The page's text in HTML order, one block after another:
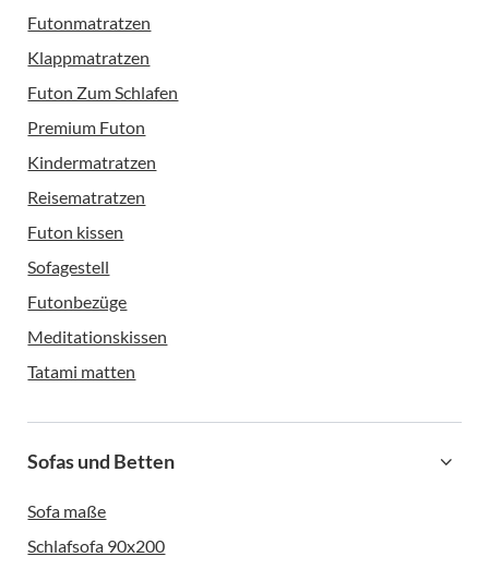
Futonmatratzen
Klappmatratzen
Futon Zum Schlafen
Premium Futon
Kindermatratzen
Reisematratzen
Futon kissen
Sofagestell
Futonbezüge
Meditationskissen
Tatami matten
Sofas und Betten
Sofa maße
Schlafsofa 90x200